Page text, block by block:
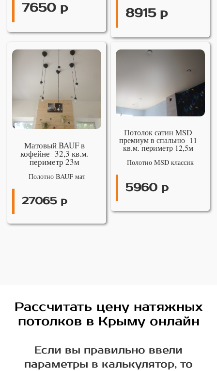
7650 р 8915 р
Матовый BAUF в
кофейне 32,3 кв.м.
периметр 23м
Полотно BAUF мат
27065 р
Потолок сатин MSD
премиум в спальню 11
кв.м. периметр 12,5м
Полотно MSD классик
5960 р
Рассчитать цену натяжных
потолков в Крыму онлайн
Если вы правильно ввели
параметры в калькулятор, то